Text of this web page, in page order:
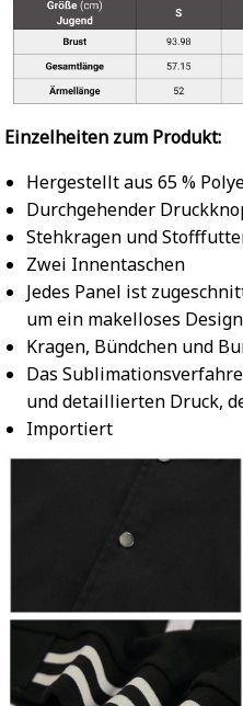
Einzelheiten zum Produkt:
Hergestellt aus 65 %
Durchgehender
Stehkragen und
Zwei Innentaschen
Jedes Panel ist
um ein makelloses
Kragen, Bündchen und
Das
und detaillierten Druck,
Importiert